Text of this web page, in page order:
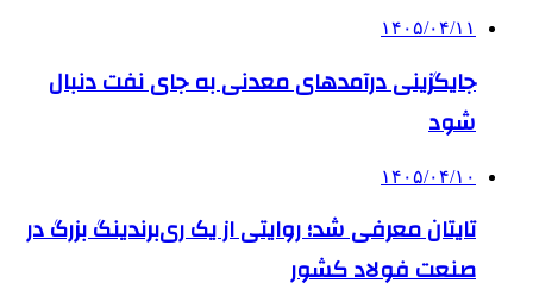
۱۴۰۵/۰۴/۱۱
جایگزینی درآمدهای معدنی به جای نفت دنبال
شود
۱۴۰۵/۰۴/۱۰
تایتان معرفی شد؛ روایتی از یک ری‌برندینگ بزرگ در
صنعت فولاد کشور